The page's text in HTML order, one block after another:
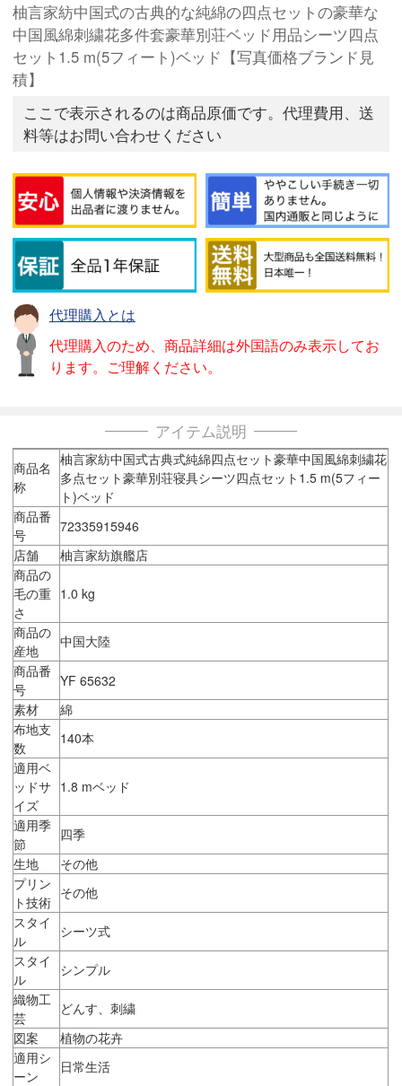
柚言家紡中国式の古典的な純綿の四点セットの豪華な
中国風綿刺繍花多件套豪華別荘ベッド用品シーツ四点
セット1.5 m(5フィート)ベッド【写真価格ブランド見
積】
ここで表示されるのは商品原価です。代理費用、送
料等はお問い合わせください
代理購入とは
代理購入のため、商品詳細は外国語のみ表示してお
ります。ご理解ください。
アイテム説明
商品名
称
柚言家紡中国式古典式純綿四点セット豪華中国風綿刺繍花
多点セット豪華別荘寝具シーツ四点セット1.5 m(5フィー
ト)ベッド
商品番
号
72335915946
店舗
柚言家紡旗艦店
商品の
毛の重
さ
1.0 kg
商品の
産地
中国大陸
商品番
号
YF 65632
素材
綿
布地支
数
140本
適用ベ
ッドサ
イズ
1.8 mベッド
適用季
節
四季
生地
その他
プリン
ト技術
その他
スタイ
ル
シーツ式
スタイ
ル
シンプル
織物工
芸
どんす、刺繍
図案
植物の花卉
適用シ
ーン
日常生活